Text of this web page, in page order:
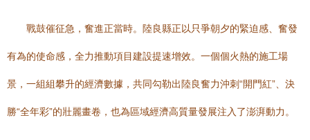
戰鼓催征急，奮進正當時。陸良縣正以只爭朝夕的緊迫感、奮發
有為的使命感，全力推動項目建設提速增效。一個個火熱的施工場
景，一組組攀升的經濟數據，共同勾勒出陸良奮力沖刺“開門紅”、決
勝“全年彩”的壯麗畫卷，也為區域經濟高質量發展注入了澎湃動力。